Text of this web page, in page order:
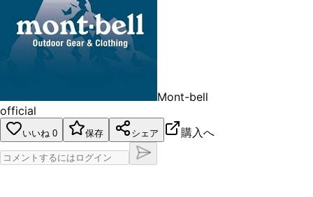
Mont-bell
official
いいね 0 保存 シェア 購入へ